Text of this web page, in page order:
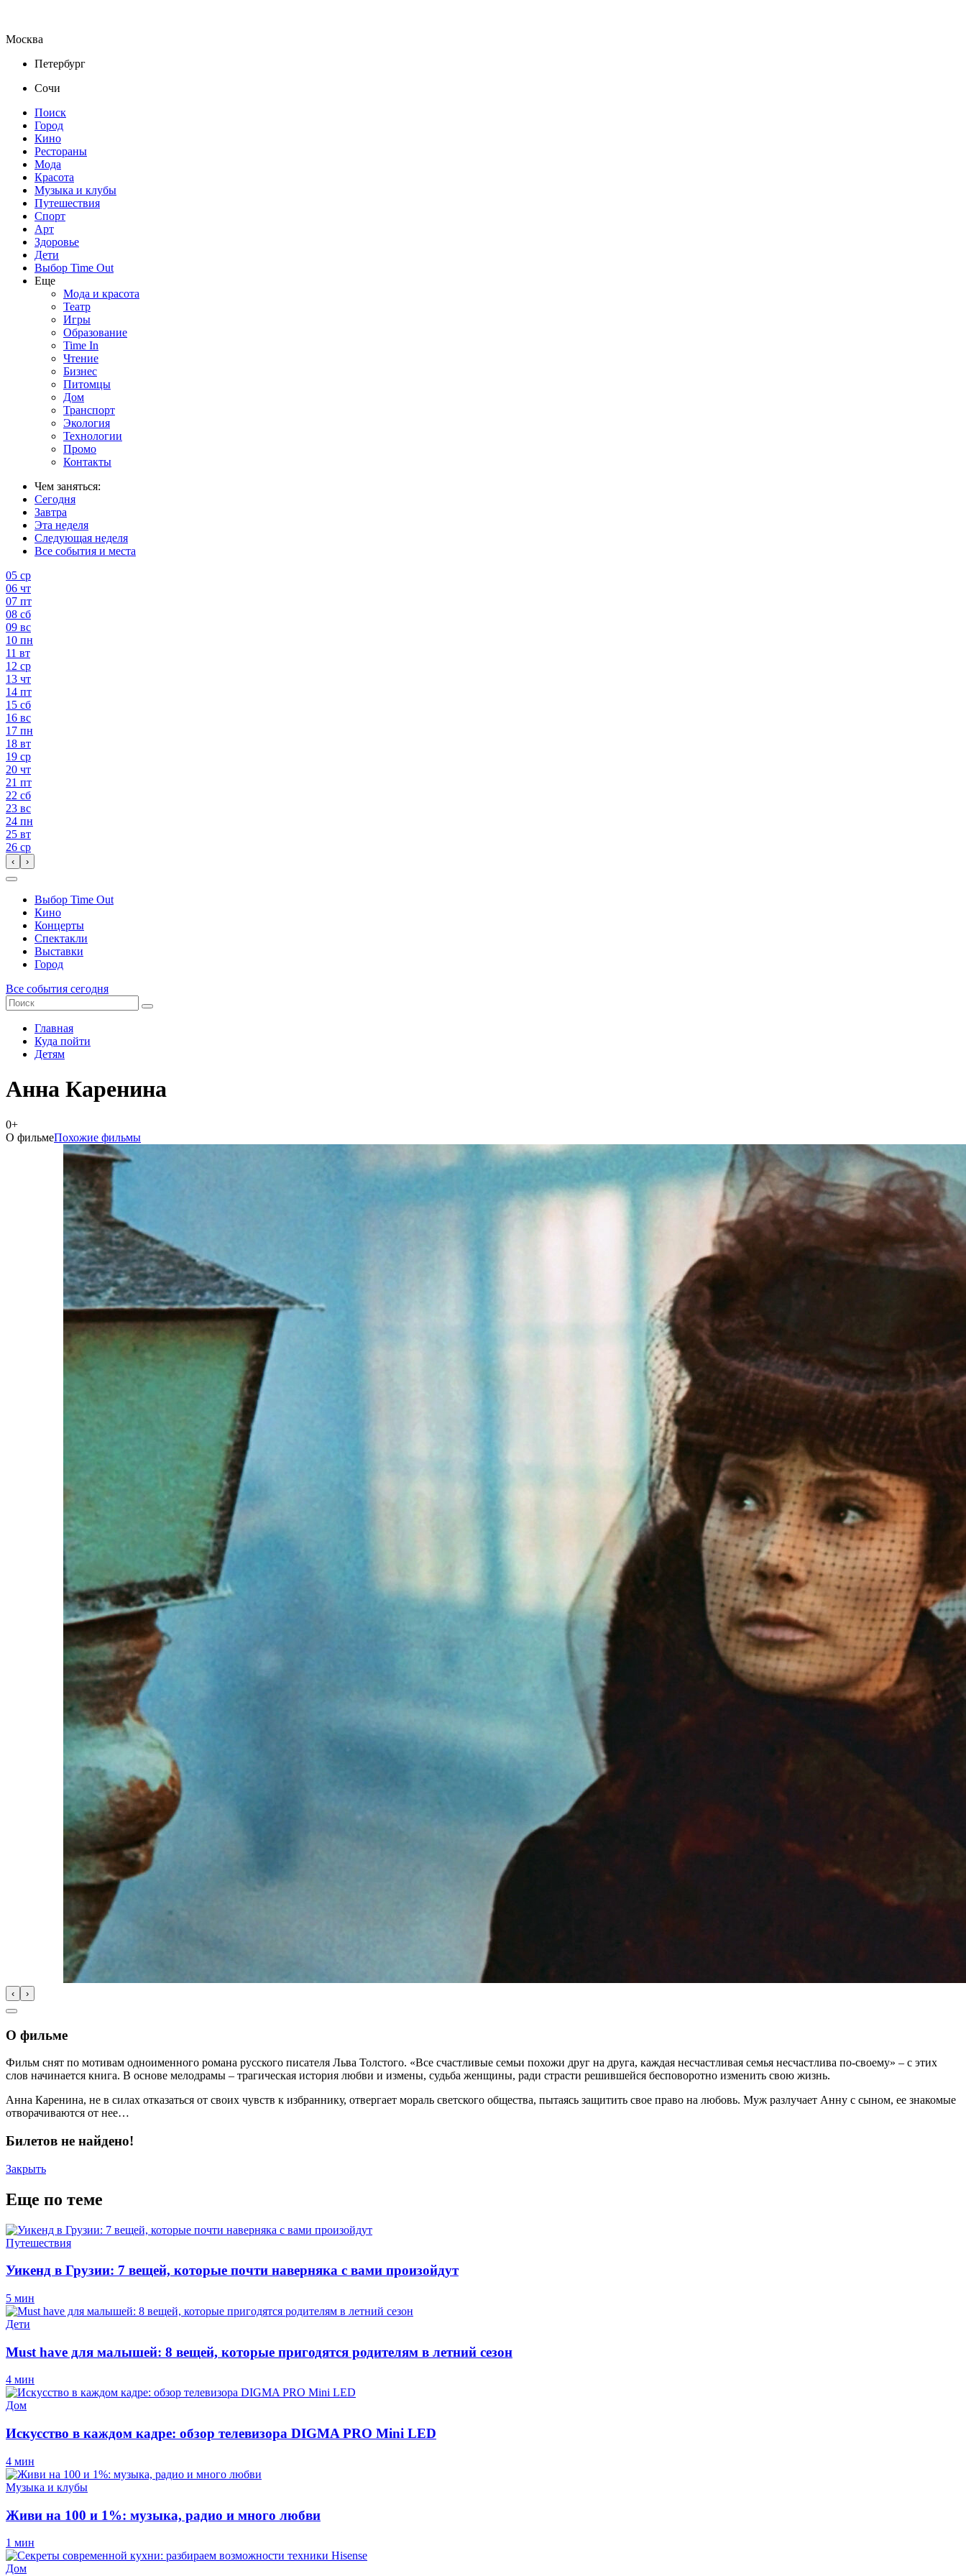
Москва
Петербург
Сочи
Поиск
Город
Кино
Рестораны
Мода
Красота
Музыка и клубы
Путешествия
Спорт
Арт
Здоровье
Дети
Выбор Time Out
Еще
Мода и красота
Театр
Игры
Образование
Time In
Чтение
Бизнес
Питомцы
Дом
Транспорт
Экология
Технологии
Промо
Контакты
Чем заняться:
Сегодня
Завтра
Эта неделя
Следующая неделя
Все события и места
05 ср
06 чт
07 пт
08 сб
09 вс
10 пн
11 вт
12 ср
13 чт
14 пт
15 сб
16 вс
17 пн
18 вт
19 ср
20 чт
21 пт
22 сб
23 вс
24 пн
25 вт
26 ср
‹ ›
Выбор Time Out
Кино
Концерты
Спектакли
Выставки
Город
Все события сегодня
Главная
Куда пойти
Детям
Анна Каренина
0+
О фильмеПохожие фильмы
‹ ›
О фильме
Фильм снят по мотивам одноименного романа русского писателя Льва Толстого. «Все счастливые семьи похожи друг на друга, каждая несчастливая семья несчастлива по-своему» – с этих
слов начинается книга. В основе мелодрамы – трагическая история любви и измены, судьба женщины, ради страсти решившейся бесповоротно изменить свою жизнь.
Анна Каренина, не в силах отказаться от своих чувств к избраннику, отвергает мораль светского общества, пытаясь защитить свое право на любовь. Муж разлучает Анну с сыном, ее знакомые
отворачиваются от нее…
Билетов не найдено!
Закрыть
Еще по теме
Путешествия
Уикенд в Грузии: 7 вещей, которые почти наверняка с вами произойдут
5 мин
Дети
Must have для малышей: 8 вещей, которые пригодятся родителям в летний сезон
4 мин
Дом
Искусство в каждом кадре: обзор телевизора DIGMA PRO Mini LED
4 мин
Музыка и клубы
Живи на 100 и 1%: музыка, радио и много любви
1 мин
Дом